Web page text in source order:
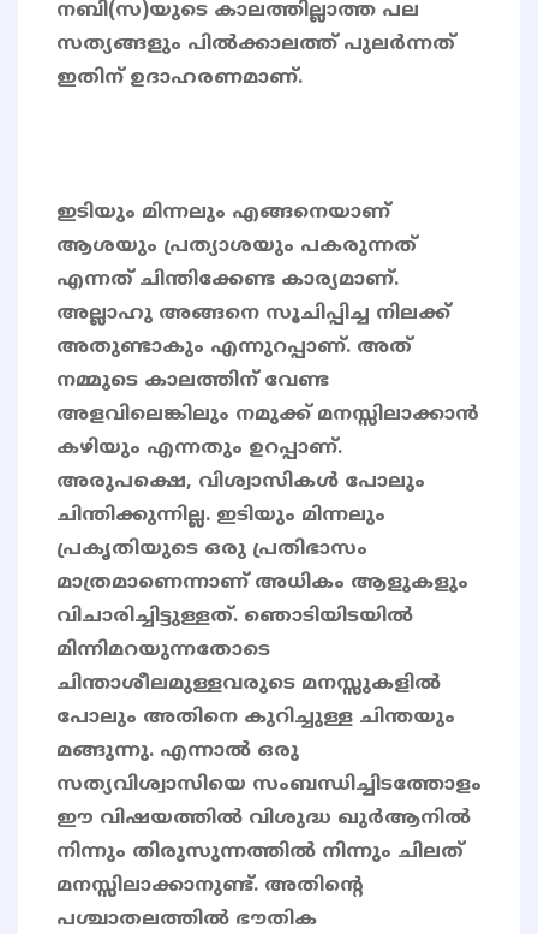
നബി(സ)യുടെ കാലത്തില്ലാത്ത പല
സത്യങ്ങളും പിൽക്കാലത്ത് പുലർന്നത്
ഇതിന് ഉദാഹരണമാണ്.
ഇടിയും മിന്നലും എങ്ങനെയാണ്
ആശയും പ്രത്യാശയും പകരുന്നത്
എന്നത് ചിന്തിക്കേണ്ട കാര്യമാണ്.
അല്ലാഹു അങ്ങനെ സൂചിപ്പിച്ച നിലക്ക്
അതുണ്ടാകും എന്നുറപ്പാണ്. അത്
നമ്മുടെ കാലത്തിന് വേണ്ട
അളവിലെങ്കിലും നമുക്ക് മനസ്സിലാക്കാൻ
കഴിയും എന്നതും ഉറപ്പാണ്.
അരുപക്ഷെ, വിശ്വാസികൾ പോലും
ചിന്തിക്കുന്നില്ല. ഇടിയും മിന്നലും
പ്രകൃതിയുടെ ഒരു പ്രതിഭാസം
മാത്രമാണെന്നാണ് അധികം ആളുകളും
വിചാരിച്ചിട്ടുള്ളത്. ഞൊടിയിടയിൽ
മിന്നിമറയുന്നതോടെ
ചിന്താശീലമുള്ളവരുടെ മനസ്സുകളിൽ
പോലും അതിനെ കുറിച്ചുള്ള ചിന്തയും
മങ്ങുന്നു. എന്നാൽ ഒരു
സത്യവിശ്വാസിയെ സംബന്ധിച്ചിടത്തോളം
ഈ വിഷയത്തില്‍ വിശുദ്ധ ഖുർആനില്‍
നിന്നും തിരുസുന്നത്തില്‍ നിന്നും ചിലത്
മനസ്സിലാക്കാനുണ്ട്. അതിന്റെ
പശ്ചാതലത്തിൽ ഭൗതിക